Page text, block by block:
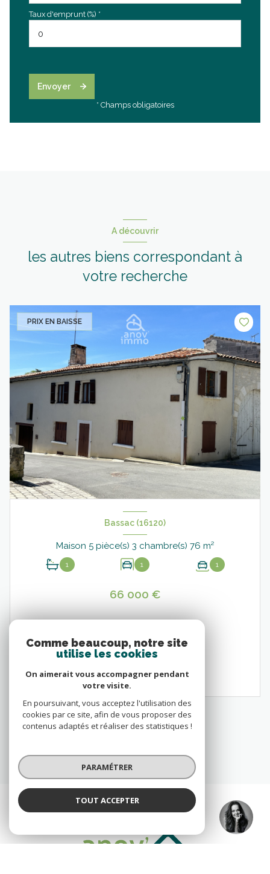
Taux d'emprunt (%) *
Envoyer
* Champs obligatoires
Messori
A découvrir
les autres biens correspondant à
votre recherche
PRIX EN BAISSE
Bassac (16120)
Maison 5 pièce(s) 3 chambre(s) 76 m²
1 1 1
66 000 €
Comme beaucoup, notre site
utilise les cookies
On aimerait vous accompagner pendant
votre visite.
En poursuivant, vous acceptez l'utilisation des
cookies par ce site, afin de vous proposer des
contenus adaptés et réaliser des statistiques !
PARAMÉTRER
TOUT ACCEPTER